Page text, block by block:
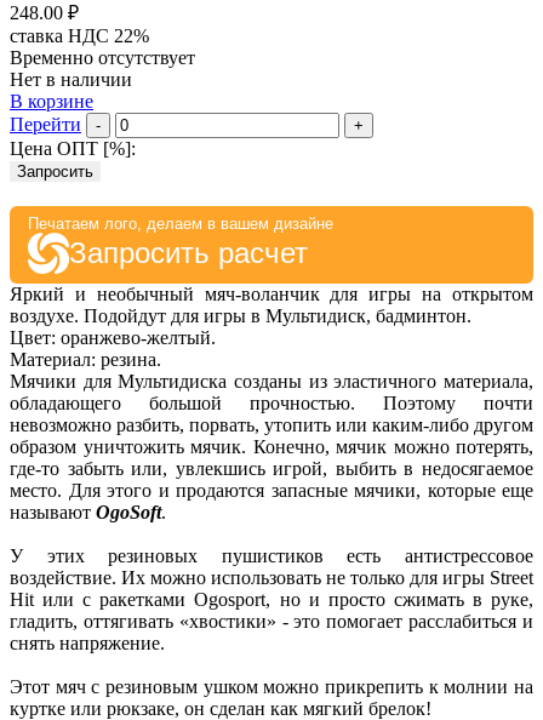
248.00 ₽
ставка НДС 22%
Временно отсутствует
Нет в наличии
В корзине
Перейти
- +
Цена ОПТ [%]:
Запросить
Печатаем лого, делаем в вашем дизайне
Запросить расчет
Яркий и необычный мяч-воланчик для игры на открытом
воздухе. Подойдут для игры в Мультидиск, бадминтон.
Цвет: оранжево-желтый.
Материал: резина.
Мячики для Мультидиска созданы из эластичного материала,
обладающего большой прочностью. Поэтому почти
невозможно разбить, порвать, утопить или каким-либо другом
образом уничтожить мячик. Конечно, мячик можно потерять,
где-то забыть или, увлекшись игрой, выбить в недосягаемое
место. Для этого и продаются запасные мячики, которые еще
называют OgoSoft.
У этих резиновых пушистиков есть антистрессовое
воздействие. Их можно использовать не только для игры Street
Hit или с ракетками Ogosport, но и просто сжимать в руке,
гладить, оттягивать «хвостики» - это помогает расслабиться и
снять напряжение.
Этот мяч с резиновым ушком можно прикрепить к молнии на
куртке или рюкзаке, он сделан как мягкий брелок!